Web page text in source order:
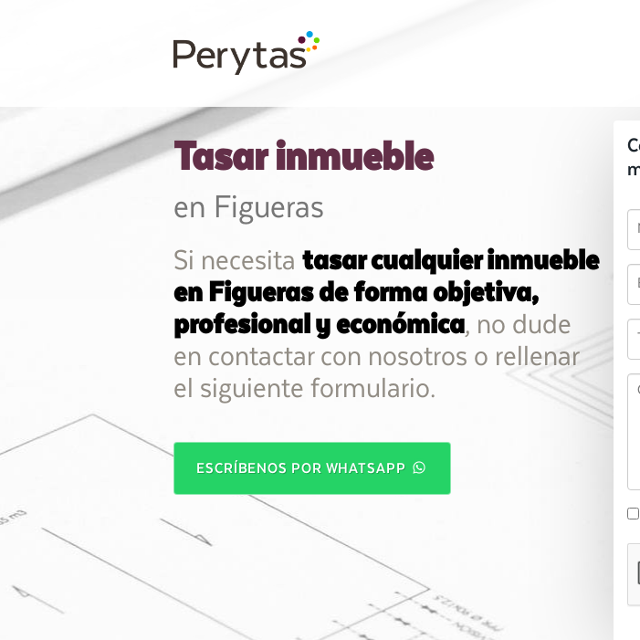
Tasar inmueble
en Figueras
Si necesita tasar cualquier inmueble
en Figueras de forma objetiva,
profesional y económica, no dude
en contactar con nosotros o rellenar
el siguiente formulario.
ESCRÍBENOS POR WHATSAPP